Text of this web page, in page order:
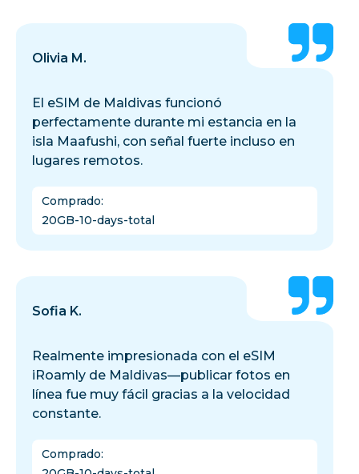
Olivia M.
El eSIM de Maldivas funcionó
perfectamente durante mi estancia en la
isla Maafushi, con señal fuerte incluso en
lugares remotos.
Comprado:
20GB-10-days-total
Sofia K.
Realmente impresionada con el eSIM
iRoamly de Maldivas—publicar fotos en
línea fue muy fácil gracias a la velocidad
constante.
Comprado: